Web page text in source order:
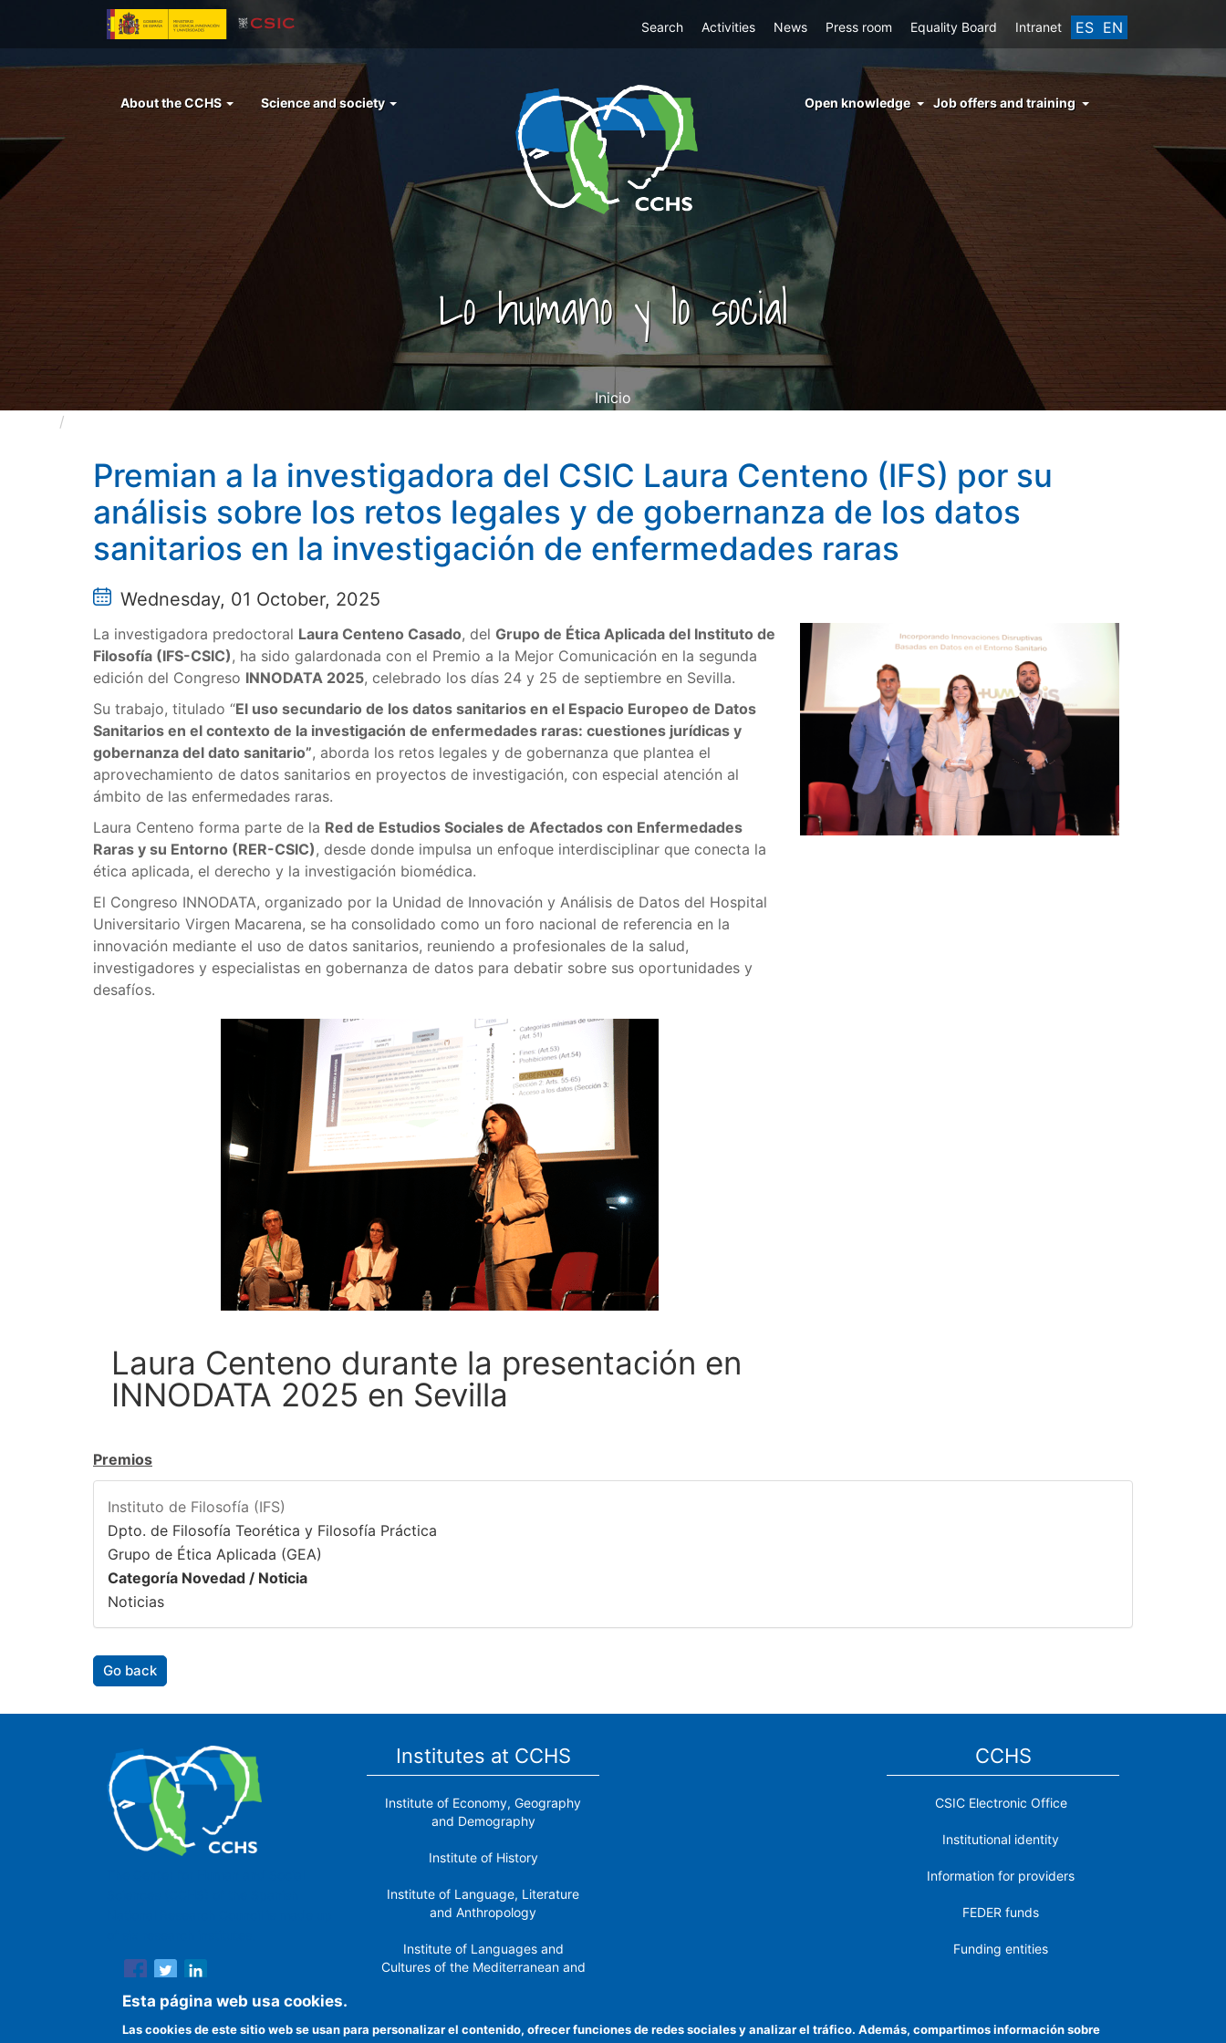
ES EN
Top
Search Activities News Press room Equality Board Intranet
Menu
About the CCHS Science and society
menu
conocimiento
abierto
Open knowledge Job offers and training
Lo humano y lo social
Inicio
Premian a la investigadora del CSIC Laura Centeno (IFS) por su
análisis sobre los retos legales y de gobernanza de los datos
sanitarios en la investigación de enfermedades raras
Wednesday, 01 October, 2025
La investigadora predoctoral Laura Centeno Casado, del Grupo de Ética Aplicada del Instituto de
Filosofía (IFS-CSIC), ha sido galardonada con el Premio a la Mejor Comunicación en la segunda
edición del Congreso INNODATA 2025, celebrado los días 24 y 25 de septiembre en Sevilla.
Su trabajo, titulado “El uso secundario de los datos sanitarios en el Espacio Europeo de Datos
Sanitarios en el contexto de la investigación de enfermedades raras: cuestiones jurídicas y
gobernanza del dato sanitario”, aborda los retos legales y de gobernanza que plantea el
aprovechamiento de datos sanitarios en proyectos de investigación, con especial atención al
ámbito de las enfermedades raras.
Laura Centeno forma parte de la Red de Estudios Sociales de Afectados con Enfermedades
Raras y su Entorno (RER-CSIC), desde donde impulsa un enfoque interdisciplinar que conecta la
ética aplicada, el derecho y la investigación biomédica.
El Congreso INNODATA, organizado por la Unidad de Innovación y Análisis de Datos del Hospital
Universitario Virgen Macarena, se ha consolidado como un foro nacional de referencia en la
innovación mediante el uso de datos sanitarios, reuniendo a profesionales de la salud,
investigadores y especialistas en gobernanza de datos para debatir sobre sus oportunidades y
desafíos.
Laura Centeno durante la presentación en
INNODATA 2025 en Sevilla
Premios
Instituto de Filosofía (IFS)
Dpto. de Filosofía Teorética y Filosofía Práctica
Grupo de Ética Aplicada (GEA)
Categoría Novedad / Noticia
Noticias
Go back
Institutes at CCHS
Institute of Economy, Geography
and Demography
Institute of History
Institute of Language, Literature
and Anthropology
Institute of Languages ​​and
Cultures of the Mediterranean and
Institute of Philosophy
CCHS
CSIC Electronic Office
Institutional identity
Information for providers
FEDER funds
Funding entities
Location
Esta página web usa cookies.
Las cookies de este sitio web se usan para personalizar el contenido, ofrecer funciones de redes sociales y analizar el tráfico. Además, compartimos información sobre